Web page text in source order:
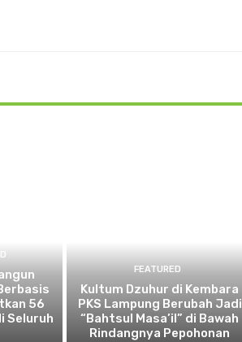
56
Seluruh
FEATURED
Kultum Dzuhur di Kembara
PKS Lampung Berubah Jadi
“Bahtsul Masa’il” di Bawah
Rindangnya Pepohonan